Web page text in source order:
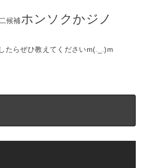
候補ホンソクかジノ
たらぜひ教えてくださいm(._.)m